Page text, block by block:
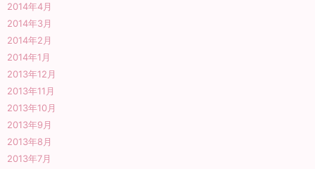
2014年4月
2014年3月
2014年2月
2014年1月
2013年12月
2013年11月
2013年10月
2013年9月
2013年8月
2013年7月